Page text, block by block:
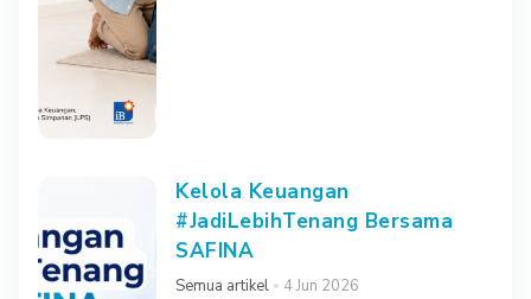
Kelola Keuangan
#JadiLebihTenang Bersama
SAFINA
Semua artikel 4 Jun 2026